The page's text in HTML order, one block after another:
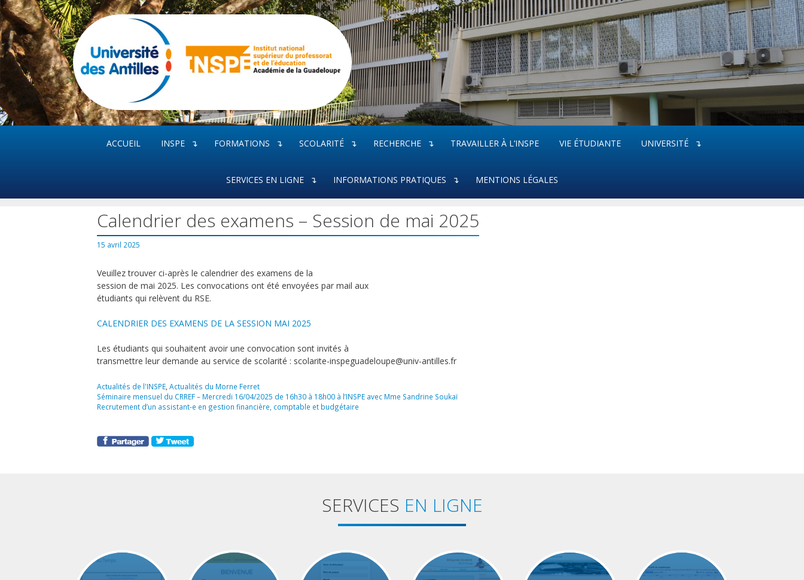
Aller
au
contenu
ACCUEIL INSPE FORMATIONS SCOLARITÉ RECHERCHE TRAVAILLER À L’INSPE VIE ÉTUDIANTE UNIVERSITÉ
SERVICES EN LIGNE INFORMATIONS PRATIQUES MENTIONS LÉGALES
Calendrier des examens – Session de mai 2025
15 avril 2025
Veuillez trouver ci-après le calendrier des examens de la
session de mai 2025. Les convocations ont été envoyées par mail aux
étudiants qui relèvent du RSE.
CALENDRIER DES EXAMENS DE LA SESSION MAI 2025
Les étudiants qui souhaitent avoir une convocation sont invités à
transmettre leur demande au service de scolarité : scolarite-inspeguadeloupe@univ-antilles.fr
Catégories
Actualités de l'INSPE Actualités du Morne Ferret
Séminaire mensuel du CRREF – Mercredi 16/04/2025 de 16h30 à 18h00 à l’INSPE avec Mme Sandrine Soukaï
Recrutement d’un assistant-e en gestion financière, comptable et budgétaire
SERVICES EN LIGNE